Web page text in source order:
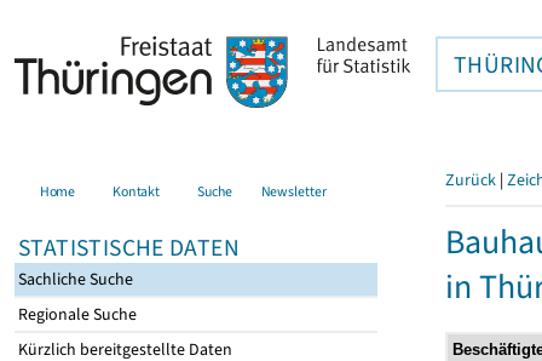
Home Kontakt Suche Newsletter
STATISTISCHE DATEN
Sachliche Suche
Regionale Suche
Kürzlich bereitgestellte Daten
Zurück |
in